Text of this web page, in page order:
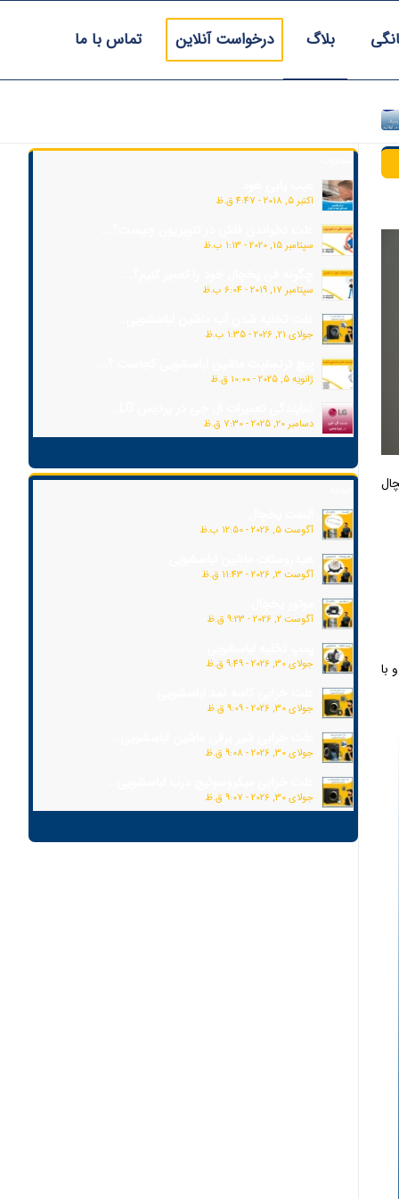
بلاگ درخواست آنلاین تماس با ما
با
اکتبر 5, 2018 - 4:47 ق.ظ
سپتامبر 15, 2020 - 1:13 ب.ظ
سپتامبر 17, 2019 - 6:04 ب.ظ
جولای 21, 2026 - 1:35 ب.ظ
ژانویه 5, 2025 - 10:00 ق.ظ
دسامبر 20, 2025 - 7:30 ق.ظ
آگوست 5, 2026 - 12:50 ب.ظ
آگوست 3, 2026 - 11:43 ق.ظ
آگوست 2, 2026 - 9:23 ق.ظ
جولای 30, 2026 - 9:49 ق.ظ
جولای 30, 2026 - 9:09 ق.ظ
جولای 30, 2026 - 9:08 ق.ظ
جولای 30, 2026 - 9:07 ق.ظ